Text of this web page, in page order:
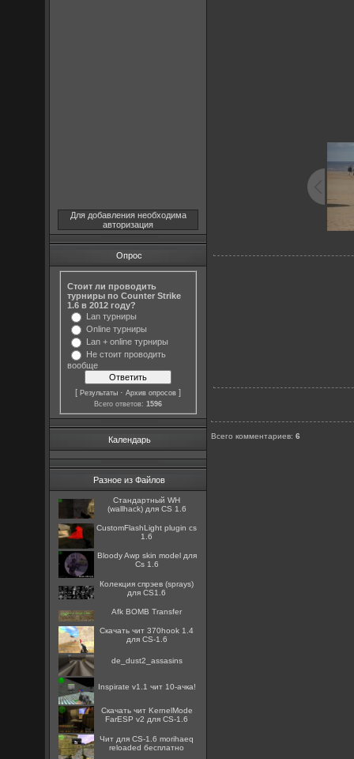
Для добавления необходима
авторизация
Опрос
Стоит ли проводить
турниры по Counter Strike
1.6 в 2012 году?
Lan турниры
Online турниры
Lan + online турниры
Не стоит проводить
вообще
[Результаты ·Архив опросов ]
Всего ответов:1596
Календарь
Разное из Файлов
Стандартный WH
(wallhack) для CS 1.6
CustomFlashLight plugin cs
1.6
Bloody Awp skin model для
Cs 1.6
Колекция спрэев (sprays)
для CS1.6
Afk BOMB Transfer
Скачать чит 370hook 1.4
для CS-1.6
de_dust2_assasins
Inspirate v1.1 чит 10-ачка!
Скачать чит KernelMode
FarESP v2 для CS-1.6
Чит для CS-1.6 morihaeq
reloaded бесплатно
Всего комментариев:6